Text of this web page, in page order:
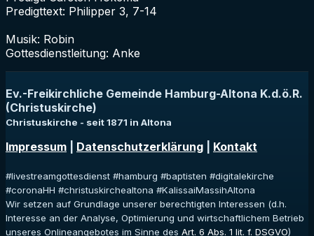
Predigttext: Philipper 3, 7-14
Musik: Robin
Gottesdienstleitung: Anke
Ev.-Freikirchliche Gemeinde Hamburg-Altona K.d.ö.R.
(Christuskirche)
Christuskirche - seit 1871 in Altona
Impressum Datenschutzerklärung Kontakt
#livestreamgottesdienst #hamburg #baptisten #digitalekirche
#coronaHH #christuskirchealtona #KalissaiMassihAltona
Wir setzen auf Grundlage unserer berechtigten Interessen (d.h.
Interesse an der Analyse, Optimierung und wirtschaftlichem Betrieb
unseres Onlineangebotes im Sinne des Art. 6 Abs. 1 lit. f. DSGVO)